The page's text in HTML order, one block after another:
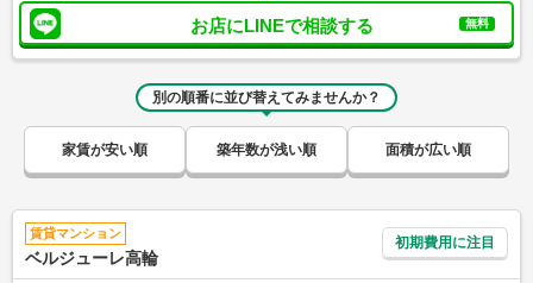
お店にLINEで相談する 無料
別の順番に並び替えてみませんか？
家賃が安い順 築年数が浅い順 面積が広い順
賃貸マンション
ベルジューレ高輪
初期費用に注目